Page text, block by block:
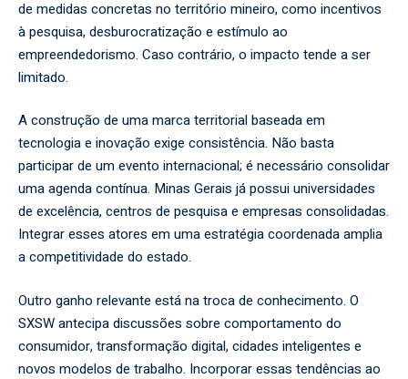
de medidas concretas no território mineiro, como incentivos
à pesquisa, desburocratização e estímulo ao
empreendedorismo. Caso contrário, o impacto tende a ser
limitado.
A construção de uma marca territorial baseada em
tecnologia e inovação exige consistência. Não basta
participar de um evento internacional; é necessário consolidar
uma agenda contínua. Minas Gerais já possui universidades
de excelência, centros de pesquisa e empresas consolidadas.
Integrar esses atores em uma estratégia coordenada amplia
a competitividade do estado.
Outro ganho relevante está na troca de conhecimento. O
SXSW antecipa discussões sobre comportamento do
consumidor, transformação digital, cidades inteligentes e
novos modelos de trabalho. Incorporar essas tendências ao